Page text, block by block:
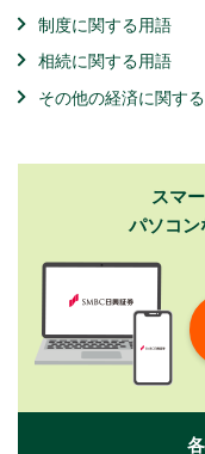
制度に関する用語
相続に関する用語
その他の経済に関す
スマ
パソコン